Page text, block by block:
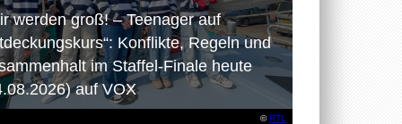
©RTL
werden groß! – Teenager auf
Konflikte, Regeln und
im Staffel-Finale heute
auf VOX